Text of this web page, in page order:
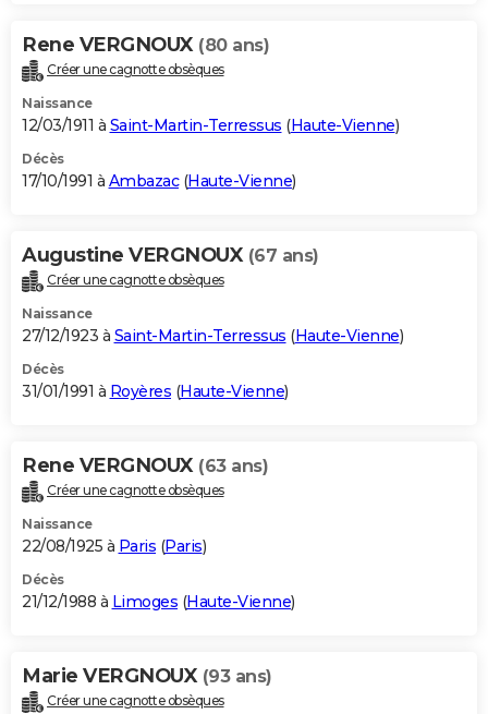
Rene VERGNOUX (80 ans)
Créer une cagnotte obsèques
Naissance
12/03/1911 à Saint-Martin-Terressus (Haute-Vienne)
Décès
17/10/1991 à Ambazac(Haute-Vienne)
Augustine VERGNOUX (67 ans)
Créer une cagnotte obsèques
Naissance
27/12/1923 à Saint-Martin-Terressus (Haute-Vienne)
Décès
31/01/1991 à Royères (Haute-Vienne)
Rene VERGNOUX (63 ans)
Créer une cagnotte obsèques
Naissance
22/08/1925 à Paris (Paris)
Décès
21/12/1988 à Limoges (Haute-Vienne)
Marie VERGNOUX (93 ans)
Créer une cagnotte obsèques